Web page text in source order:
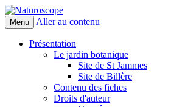
Naturoscope
Menu Aller au contenu
Présentation
Le jardin botanique
Site de St Jammes
Site de Billère
Contenu des fiches
Droits d'auteur